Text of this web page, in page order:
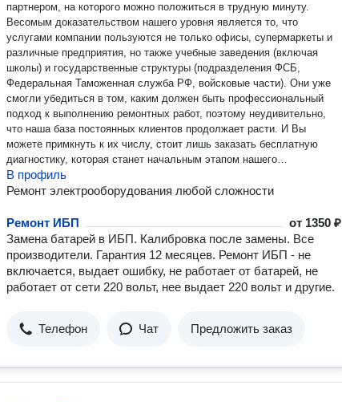
партнером, на которого можно положиться в трудную минуту.
Весомым доказательством нашего уровня является то, что
услугами компании пользуются не только офисы, супермаркеты и
различные предприятия, но также учебные заведения (включая
школы) и государственные структуры (подразделения ФСБ,
Федеральная Таможенная служба РФ, войсковые части). Они уже
смогли убедиться в том, каким должен быть профессиональный
подход к выполнению ремонтных работ, поэтому неудивительно,
что наша база постоянных клиентов продолжает расти. И Вы
можете примкнуть к их числу, стоит лишь заказать бесплатную
диагностику, которая станет начальным этапом нашего
сотрудничества.
В профиль
Ремонт электрооборудования любой сложности
Ремонт ИБП от 1350 ₽
Замена батарей в ИБП. Калибровка после замены. Все
производители. Гарантия 12 месяцев. Ремонт ИБП - не
включается, выдает ошибку, не работает от батарей, не
работает от сети 220 вольт, нее выдает 220 вольт и другие.
Телефон Чат Предложить заказ